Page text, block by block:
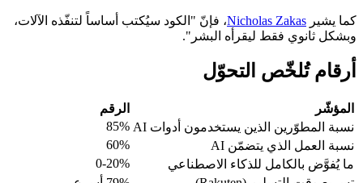
كما يشير Nicholas Zakas، فإنّ "الكود سيُكتب أساساً لتنفّذه الآلات،
وبشكل ثانوي فقط ليقرأه البشر".
أرقام تُلخّص التحوّل
المؤشّر
الرقم
نسبة المطوّرين الذين يستخدمون أدوات AI
85%
نسبة العمل الذي يتضمّن AI
60%
ما يُفوَّض بالكامل للذكاء الاصطناعي
0-20%